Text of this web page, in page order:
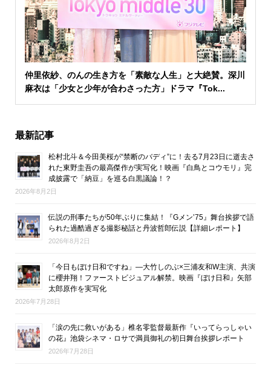
仲里依紗、のんの生き方を「素敵な人生」と大絶賛。深川
麻衣は「少女と少年が合わさった方」ドラマ『Tok...
最新記事
松村北斗＆今田美桜が“禁断のバディ”に！去る7月23日に逝去さ
れた東野圭吾の最高傑作が実写化！映画『白鳥とコウモリ』完
成披露で「納豆」を巡る白黒議論！？
2026年8月2日
伝説の刑事たちが50年ぶりに集結！『Gメン’75』舞台挨拶で語
られた過酷過ぎる撮影秘話と丹波哲郎伝説【詳細レポート】
2026年8月2日
「今日もぼけ日和ですね」―大竹しのぶ×三浦友和W主演、共演
に櫻井翔！ファーストビジュアル解禁。映画『ぼけ日和』矢部
太郎原作を実写化
2026年7月28日
「涙の先に救いがある」椎名零監督最新作『いってらっしゃい
の花』池袋シネマ・ロサで満員御礼の初日舞台挨拶レポート
2026年7月28日